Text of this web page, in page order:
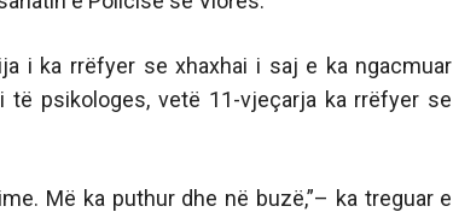
i ka rrëfyer se xhaxhai i saj e ka ngacmuar
psikologes, vetë 11-vjeçarja ka rrëfyer se
Më ka puthur dhe në buzë,”– ka treguar e